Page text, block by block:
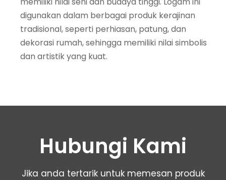
digunakan dalam berbagai produk kerajinan
tradisional, seperti perhiasan, patung, dan
dekorasi rumah, sehingga memiliki nilai simbolis
dan artistik yang kuat.
Hubungi Kami
Jika anda tertarik untuk memesan produk